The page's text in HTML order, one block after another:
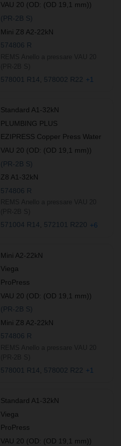
VAU 20 (OD: (OD 19,1 mm))
(PR-2B S)
Mini Z8 A2-22kN
574806 R
578001 R14 578002 R22 +1
Standard A1-32kN
PLUMBING PLUS
EZIPRESS Copper Press Water
VAU 20 (OD: (OD 19,1 mm))
(PR-2B S)
Z8 A1-32kN
574806 R
571004 R14 572101 R220 +6
Mini A2-22kN
Viega
ProPress
VAU 20 (OD: (OD 19,1 mm))
(PR-2B S)
Mini Z8 A2-22kN
574806 R
578001 R14 578002 R22 +1
Standard A1-32kN
Viega
ProPress
VAU 20 (OD: (OD 19,1 mm))